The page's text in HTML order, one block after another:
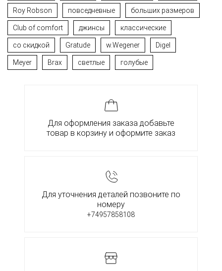
Roy Robson повседневные больших размеров
Club of comfort джинсы классические
со скидкой Gratude w.Wegener Digel
Meyer Brax светлые голубые
Для оформления заказа добавьте
товар в корзину и оформите заказ
Для уточнения деталей позвоните по
номеру
+74957858108